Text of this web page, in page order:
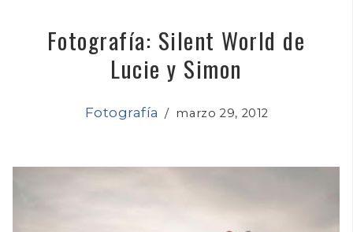
Fotografía: Silent World de
Lucie y Simon
Fotografía /marzo 29, 2012